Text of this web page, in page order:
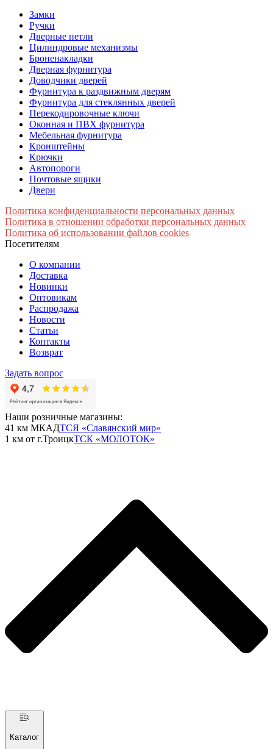
Замки
Ручки
Дверные петли
Цилиндровые механизмы
Броненакладки
Дверная фурнитура
Доводчики дверей
Фурнитура к раздвижным дверям
Фурнитура для стеклянных дверей
Перекодировочные ключи
Оконная и ПВХ фурнитура
Мебельная фурнитура
Кронштейны
Крючки
Автопороги
Почтовые ящики
Двери
Политика конфиденциальности персональных данных
Политика в отношении обработки персональных данных
Политика об использовании файлов cookies
Посетителям
О компании
Доставка
Новинки
Оптовикам
Распродажа
Новости
Статьи
Контакты
Возврат
Задать вопрос
Наши розничные магазины:
41 км МКАДТСЯ «Славянский мир»
1 км от г.ТроицкТСК «МОЛОТОК»
Каталог